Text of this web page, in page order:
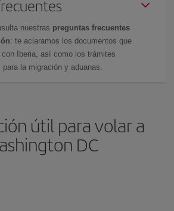
nuestras preguntas frecuentes
: te aclaramos los documentos que
Iberia, así como los trámites
la migración y aduanas.
útil para volar a
DC